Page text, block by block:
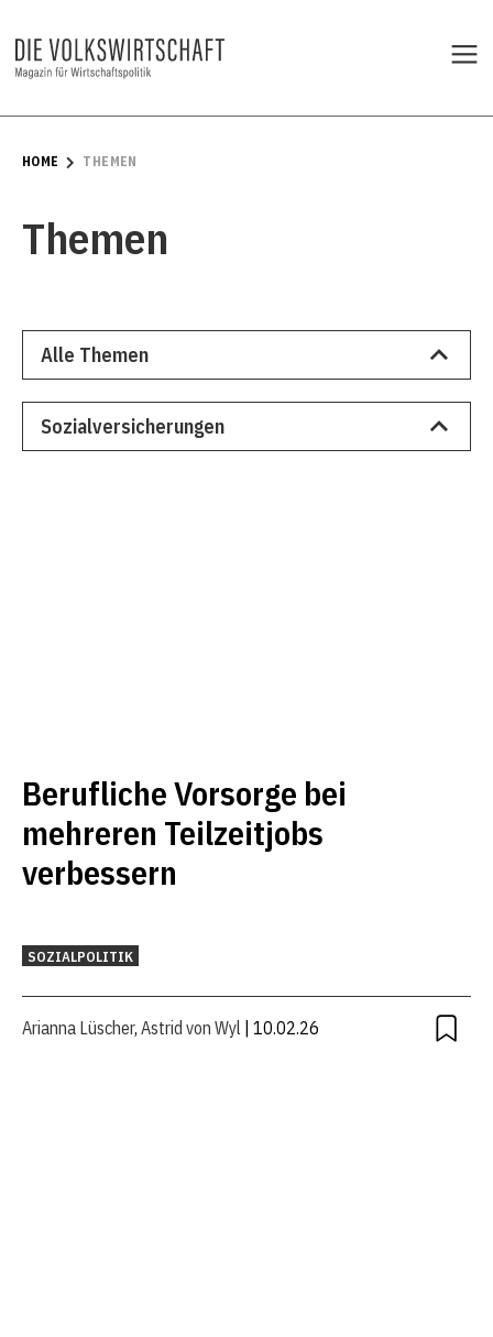
HOME THEMEN
Themen
Berufliche Vorsorge bei
mehreren Teilzeitjobs
verbessern
SOZIALPOLITIK
Arianna Lüscher, Astrid von Wyl | 10.02.26